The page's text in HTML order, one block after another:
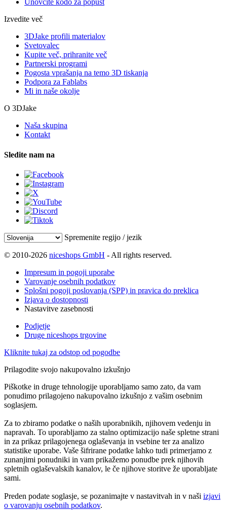
Unovčite kodo za popust
Izvedite več
3DJake profili materialov
Svetovalec
Kupite več, prihranite več
Partnerski programi
Pogosta vprašanja na temo 3D tiskanja
Podpora za Fablabs
Mi in naše okolje
O 3DJake
Naša skupina
Kontakt
Sledite nam na
Spremenite regijo / jezik
© 2010-2026 niceshops GmbH - All rights reserved.
Impresum in pogoji uporabe
Varovanje osebnih podatkov
Splošni pogoji poslovanja (SPP) in pravica do preklica
Izjava o dostopnosti
Nastavitve zasebnosti
Podjetje
Druge niceshops trgovine
Kliknite tukaj za odstop od pogodbe
Prilagodite svojo nakupovalno izkušnjo
Piškotke in druge tehnologije uporabljamo samo zato, da vam
ponudimo prilagojeno nakupovalno izkušnjo z vašim osebnim
soglasjem.
Za to zbiramo podatke o naših uporabnikih, njihovem vedenju in
napravah. To uporabljamo za stalno optimizacijo naše spletne strani
in za prikaz prilagojenega oglaševanja in vsebine ter za analizo
statistike uporabe. Vaše šifrirane podatke lahko tudi primerjamo z
zunanjimi ponudniki in vam prikažemo ponudbe prek njihovih
spletnih oglaševalskih kanalov, le če njihove storitve že uporabljate
sami.
Preden podate soglasje, se pozanimajte v nastavitvah in v naši izjavi
o varovanju osebnih podatkov.